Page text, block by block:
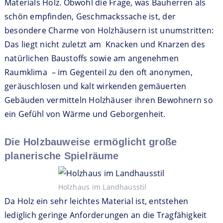
Materials Holz. Obwohl die Frage, was Bauherren als
schön empfinden, Geschmackssache ist, der
besondere Charme von Holzhäusern ist unumstritten:
Das liegt nicht zuletzt am Knacken und Knarzen des
natürlichen Baustoffs sowie am angenehmen
Raumklima – im Gegenteil zu den oft anonymen,
geräuschlosen und kalt wirkenden gemäuerten
Gebäuden vermitteln Holzhäuser ihren Bewohnern so
ein Gefühl von Wärme und Geborgenheit.
Die Holzbauweise ermöglicht große
planerische Spielräume
Holzhaus im Landhausstil
Da Holz ein sehr leichtes Material ist, entstehen
lediglich geringe Anforderungen an die Tragfähigkeit